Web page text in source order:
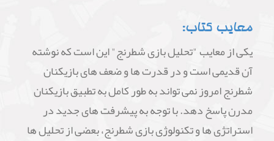
معایب کتاب:
یکی از معایب "تحلیل بازی شطرنج" این است که نوشته
آن قدیمی است و در قدرت ها و ضعف های بازیکنان
شطرنج امروز نمی تواند به طور کامل به تطبیق بازیکنان
مدرن پاسخ دهد. با توجه به پیشرفت های جدید در
استراتژی ها و تکنولوژی بازی شطرنج، بعضی از تحلیل ها